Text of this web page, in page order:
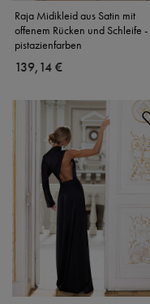
Raja Midikleid aus Satin mit
offenem Rücken und Schleife -
pistazienfarben
139,14 €